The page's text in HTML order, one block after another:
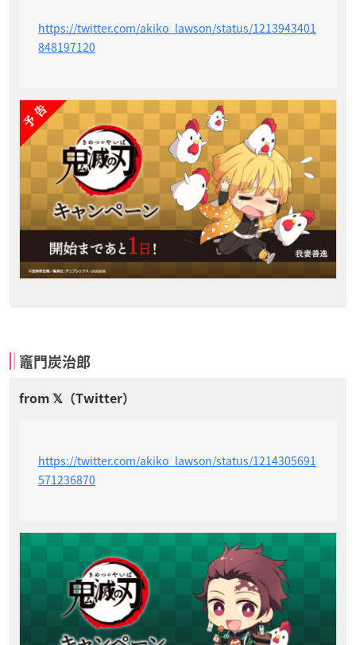
https://twitter.com/akiko_lawson/status/1213943401
848197120
竈門炭治郎
https://twitter.com/akiko_lawson/status/1214305691
571236870